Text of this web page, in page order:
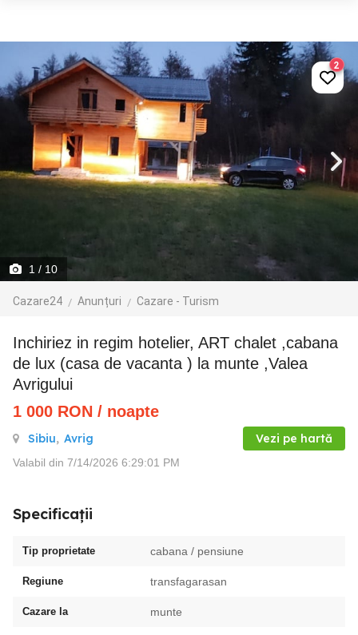
1 / 10
Cazare24 Anunțuri Cazare - Turism
2
Inchiriez in regim hotelier, ART chalet ,cabana
de lux (casa de vacanta ) la munte ,Valea
Avrigului
1 000 RON / noapte
Sibiu, Avrig Vezi pe hartă
Valabil din 7/14/2026 6:29:01 PM
Specificații
Tip proprietate cabana / pensiune
Regiune transfagarasan
Cazare la munte